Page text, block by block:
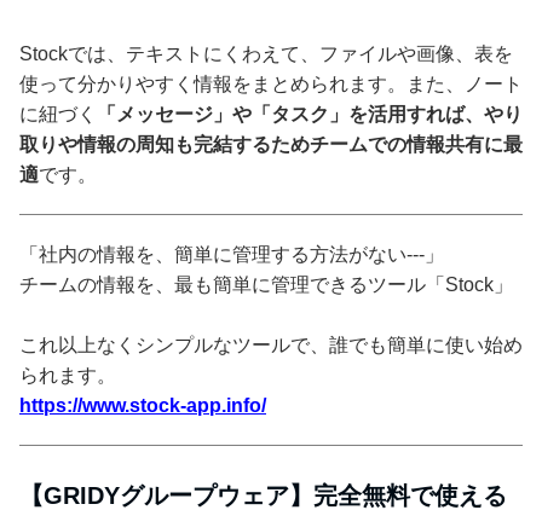
Stockでは、テキストにくわえて、ファイルや画像、表を
使って分かりやすく情報をまとめられます。また、ノート
に紐づく
「メッセージ」や「タスク」を活用すれば、やり
取りや情報の周知も完結するためチームでの情報共有に最
適です。
「社内の情報を、簡単に管理する方法がない---」
チームの情報を、最も簡単に管理できるツール「Stock」
これ以上なくシンプルなツールで、誰でも簡単に使い始め
られます。
https://www.stock-app.info/
【GRIDYグループウェア】完全無料で使える